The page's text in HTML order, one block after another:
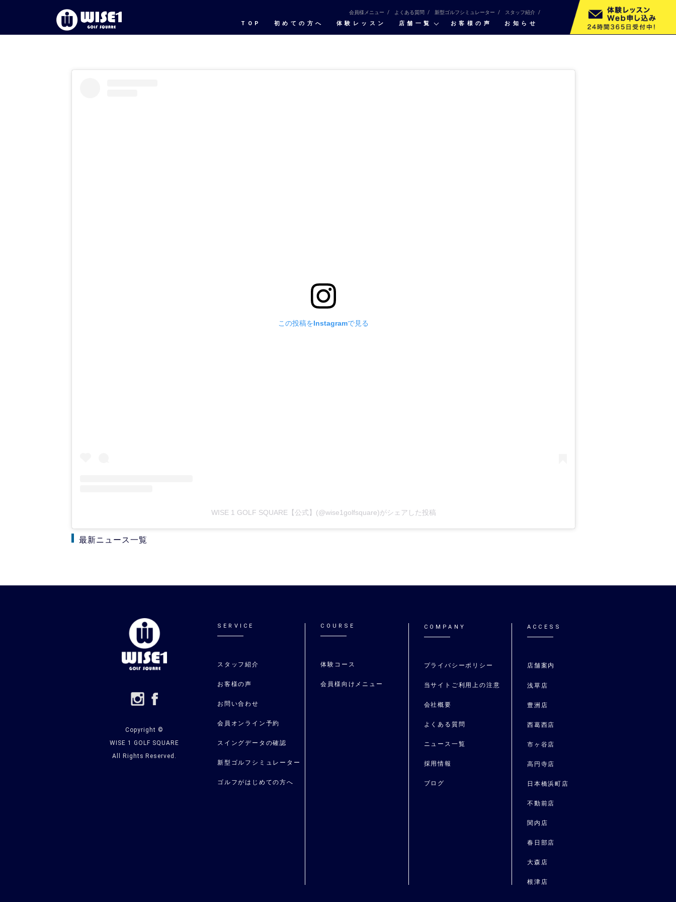
会員様メニュー よくある質問 新型ゴルフシミュレーター スタッフ紹介
TOP 初めての⽅へ 体験レッスン 店舗一覧 お客様の声 お知らせ
この投稿をInstagramで見る
WISE 1 GOLF SQUARE【公式】(@wise1golfsquare)がシェアした投稿
最新ニュース一覧
Copyright ©
WISE 1 GOLF SQUARE
All Rights Reserved.
SERVICE
スタッフ紹介
お客様の声
お問い合わせ
会員オンライン予約
スイングデータの確認
新型ゴルフシミュレーター
ゴルフがはじめての⽅へ
COURSE
体験コース
会員様向けメニュー
COMPANY
プライバシーポリシー
当サイトご利用上の注意
会社概要
よくある質問
ニュース一覧
採用情報
ブログ
ACCESS
店舗案内
浅草店
豊洲店
⻄葛⻄店
市ヶ谷店
高円寺店
日本橋浜町店
不動前店
関内店
春日部店
大森店
根津店